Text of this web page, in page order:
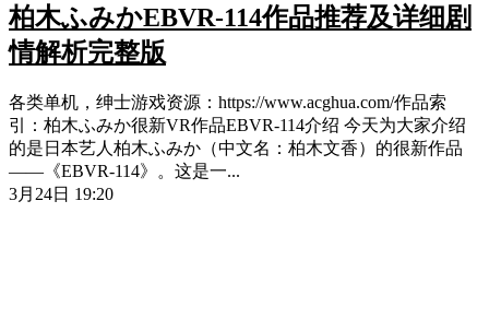
柏木ふみかEBVR-114作品推荐及详细剧
情解析完整版
各类单机，绅士游戏资源：https://www.acghua.com/作品索
引：柏木ふみか很新VR作品EBVR-114介绍 今天为大家介绍
的是日本艺人柏木ふみか（中文名：柏木文香）的很新作品
——《EBVR-114》。这是一...
3月24日 19:20